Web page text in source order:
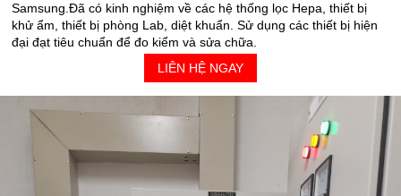
Samsung.Đã có kinh nghiệm về các hệ thống lọc Hepa, thiết bị
khử ẩm, thiết bị phòng Lab, diệt khuẩn. Sử dụng các thiết bị hiện
đại đạt tiêu chuẩn để đo kiểm và sửa chữa.
LIÊN HỆ NGAY